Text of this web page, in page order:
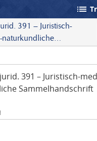
list
391 – Juristisch-
naturkundliche
391 – Juristisch-
Sammelhandschrift